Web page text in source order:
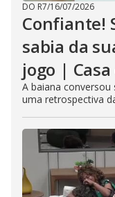
DO R7/16/07/2026
Confiante!
sabia da
jogo |
A baiana
uma retrospectiva